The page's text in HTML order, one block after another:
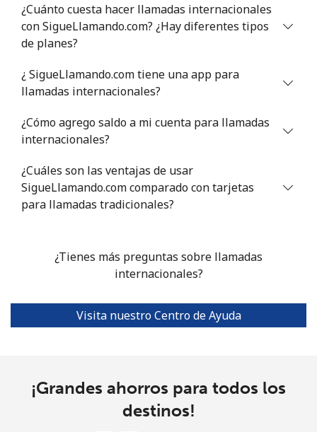
Celular ⁦9.5¢⁩ 105 min por ⁦$10⁩
Poland
Línea fija ⁦0.8¢⁩
Celular ⁦1.2¢⁩ ⁦7¢⁩
Portugal
Línea fija ⁦0.7¢⁩
⁦2.4¢⁩ 416 min por ⁦$10⁩
¿Cuánto cuesta hacer llamadas internacionales
con SigueLlamando.com? ¿Hay diferentes tipos
de planes?
¿ SigueLlamando.com tiene una app para
llamadas internacionales?
¿Cómo agrego saldo a mi cuenta para llamadas
internacionales?
¿Cuáles son las ventajas de usar
SigueLlamando.com comparado con tarjetas
para llamadas tradicionales?
¿Tienes más preguntas sobre llamadas
internacionales?
Visita nuestro Centro de Ayuda
¡Grandes ahorros para todos los
destinos!